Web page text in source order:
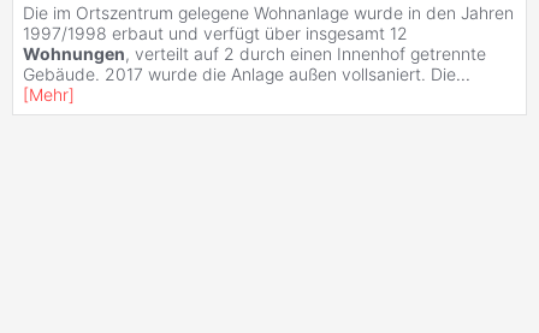
Die im Ortszentrum gelegene Wohnanlage wurde in den Jahren
1997/1998 erbaut und verfügt über insgesamt 12
Wohnungen, verteilt auf 2 durch einen Innenhof getrennte
Gebäude. 2017 wurde die Anlage außen vollsaniert. Die...
[Mehr]